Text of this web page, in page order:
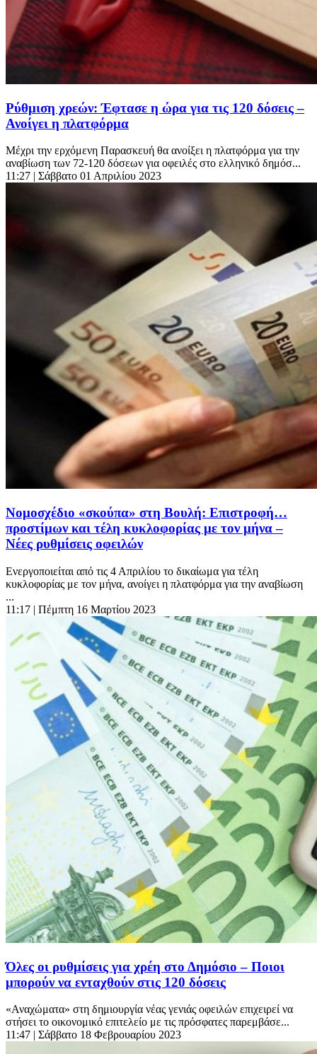
Ρύθμιση χρεών: Έφτασε η ώρα για τις 120 δόσεις –
Ανοίγει η πλατφόρμα
Μέχρι την ερχόμενη Παρασκευή θα ανοίξει η πλατφόρμα για την
αναβίωση των 72-120 δόσεων για οφειλές στο ελληνικό δημόσ...
11:27 | Σάββατο 01 Απριλίου 2023
Nομοσχέδιο «σκούπα» στη Βουλή: Επιστροφή…
προστίμων και τέλη κυκλοφορίας με τον μήνα –
Νέες ρυθμίσεις οφειλών
Ενεργοποιείται από τις 4 Απριλίου το δικαίωμα για τέλη
κυκλοφορίας με τον μήνα, ανοίγει η πλατφόρμα για την αναβίωση
...
11:17 | Πέμπτη 16 Μαρτίου 2023
Όλες οι ρυθμίσεις για χρέη στο Δημόσιο – Ποιοι
μπορούν να ενταχθούν στις 120 δόσεις
«Αναχώματα» στη δημιουργία νέας γενιάς οφειλών επιχειρεί να
στήσει το οικονομικό επιτελείο με τις πρόσφατες παρεμβάσε...
11:47 | Σάββατο 18 Φεβρουαρίου 2023